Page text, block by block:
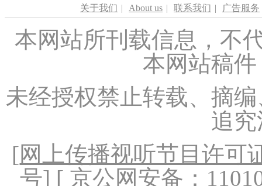
关于我们 | About us | 联系我们 | 广告服务
本网站所刊载信息，不
本网站稿
未经授权禁止转载、摘
追
[网上传播视听节目许可
号] [ 京公网安备：